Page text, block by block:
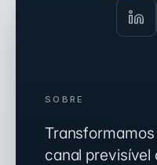
SOBRE
canal previsível